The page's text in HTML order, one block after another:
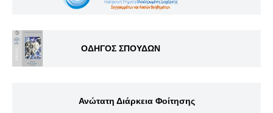
ΟΔΗΓΟΣ ΣΠΟΥΔΩΝ
Ανώτατη Διάρκεια Φοίτησης